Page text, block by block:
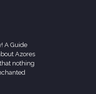
A Guide
Azores
nothing